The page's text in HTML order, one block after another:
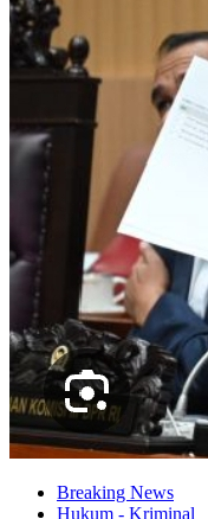
Breaking News
Hukum - Kriminal